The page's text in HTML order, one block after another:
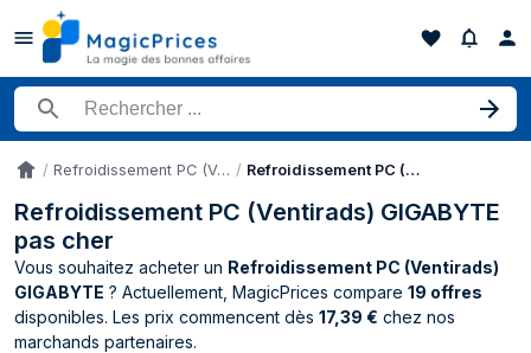
Rechercher un produit
Accueil Refroidissement PC (Ventirads) Refroidissement PC (Ventirads) GIGABYTE
Refroidissement PC (Ventirads) GIGABYTE
pas cher
Vous souhaitez acheter un Refroidissement PC (Ventirads)
GIGABYTE ? Actuellement, MagicPrices compare 19 offres
disponibles. Les prix commencent dès 17,39 € chez nos
marchands partenaires.